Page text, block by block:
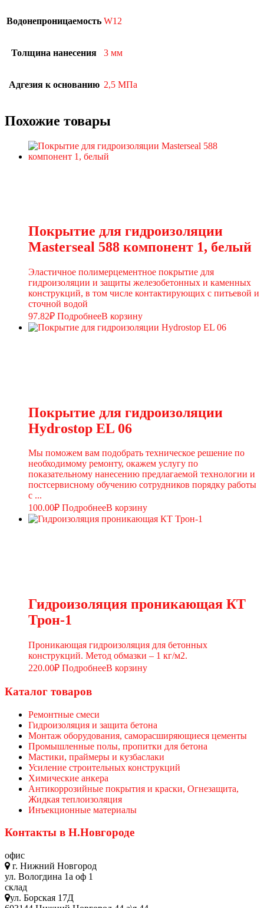
Водонепроницаемость W12
Толщина нанесения 3 мм
Адгезия к основанию 2,5 МПа
Похожие товары
Покрытие для гидроизоляции
Masterseal 588 компонент 1, белый
Эластичное полимерцементное покрытие для
гидроизоляции и защиты железобетонных и каменных
конструкций, в том числе контактирующих с питьевой и
сточной водой
97.82₽ ПодробнееВ корзину
Покрытие для гидроизоляции
Hydrostop EL 06
Мы поможем вам подобрать техническое решение по
необходимому ремонту, окажем услугу по
показательному нанесению предлагаемой технологии и
постсервисному обучению сотрудников порядку работы
с ...
100.00₽ ПодробнееВ корзину
Гидроизоляция проникающая КТ
Трон-1
Проникающая гидроизоляция для бетонных
конструкций. Метод обмазки – 1 кг/м2.
220.00₽ ПодробнееВ корзину
Каталог товаров
Ремонтные смеси
Гидроизоляция и защита бетона
Монтаж оборудования, саморасширяющиеся цементы
Промышленные полы, пропитки для бетона
Мастики, праймеры и кузбаслаки
Усиление строительных конструкций
Химические анкера
Антикоррозийные покрытия и краски, Огнезащита,
Жидкая теплоизоляция
Инъекционные материалы
Контакты в Н.Новгороде
офис
г. Нижний Новгород
ул. Вологдина 1а оф 1
склад
ул. Борская 17Д